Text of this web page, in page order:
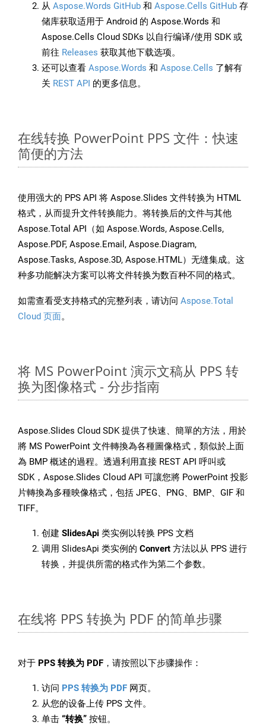
从 Aspose.Words GitHub 和 Aspose.Cells GitHub 存
储库获取适用于 Android 的 Aspose.Words 和
Aspose.Cells Cloud SDKs 以自行编译/使用 SDK 或
前往 Releases 获取其他下载选项。
还可以查看 Aspose.Words 和 Aspose.Cells 了解有
关 REST API 的更多信息。
在线转换 PowerPoint PPS 文件：快速
简便的方法
使用强大的 PPS API 将 Aspose.Slides 文件转换为 HTML
格式，从而提升文件转换能力。将转换后的文件与其他
Aspose.Total API（如 Aspose.Words, Aspose.Cells,
Aspose.PDF, Aspose.Email, Aspose.Diagram,
Aspose.Tasks, Aspose.3D, Aspose.HTML）无缝集成。这
种多功能解决方案可以将文件转换为数百种不同的格式。
如需查看受支持格式的完整列表，请访问 Aspose.Total
Cloud 页面。
将 MS PowerPoint 演示文稿从 PPS 转
换为图像格式 - 分步指南
Aspose.Slides Cloud SDK 提供了快速、簡單的方法，用於
將 MS PowerPoint 文件轉換為各種圖像格式，類似於上面
為 BMP 概述的過程。透過利用直接 REST API 呼叫或
SDK，Aspose.Slides Cloud API 可讓您將 PowerPoint 投影
片轉換為多種映像格式，包括 JPEG、PNG、BMP、GIF 和
TIFF。
创建 SlidesApi 类实例以转换 PPS 文档
调用 SlidesApi 类实例的 Convert 方法以从 PPS 进行
转换，并提供所需的格式作为第二个参数。
在线将 PPS 转换为 PDF 的简单步骤
对于 PPS 转换为 PDF ，请按照以下步骤操作：
访问 PPS 转换为 PDF 网页。
从您的设备上传 PPS 文件。
单击 “转换” 按钮。